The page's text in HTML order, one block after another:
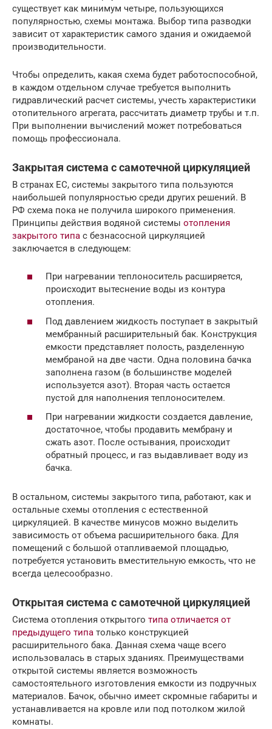
существует как минимум четыре, пользующихся
популярностью, схемы монтажа. Выбор типа разводки
зависит от характеристик самого здания и ожидаемой
производительности.
Чтобы определить, какая схема будет работоспособной,
в каждом отдельном случае требуется выполнить
гидравлический расчет системы, учесть характеристики
отопительного агрегата, рассчитать диаметр трубы и т.п.
При выполнении вычислений может потребоваться
помощь профессионала.
Закрытая система с самотечной циркуляцией
В странах ЕС, системы закрытого типа пользуются
наибольшей популярностью среди других решений. В
РФ схема пока не получила широкого применения.
Принципы действия водяной системы отопления
закрытого типа с безнасосной циркуляцией
заключается в следующем:
При нагревании теплоноситель расширяется,
происходит вытеснение воды из контура
отопления.
Под давлением жидкость поступает в закрытый
мембранный расширительный бак. Конструкция
емкости представляет полость, разделенную
мембраной на две части. Одна половина бачка
заполнена газом (в большинстве моделей
используется азот). Вторая часть остается
пустой для наполнения теплоносителем.
При нагревании жидкости создается давление,
достаточное, чтобы продавить мембрану и
сжать азот. После остывания, происходит
обратный процесс, и газ выдавливает воду из
бачка.
В остальном, системы закрытого типа, работают, как и
остальные схемы отопления с естественной
циркуляцией. В качестве минусов можно выделить
зависимость от объема расширительного бака. Для
помещений с большой отапливаемой площадью,
потребуется установить вместительную емкость, что не
всегда целесообразно.
Открытая система с самотечной циркуляцией
Система отопления открытого типа отличается от
предыдущего типа только конструкцией
расширительного бака. Данная схема чаще всего
использовалась в старых зданиях. Преимуществами
открытой системы является возможность
самостоятельного изготовления емкости из подручных
материалов. Бачок, обычно имеет скромные габариты и
устанавливается на кровле или под потолком жилой
комнаты.